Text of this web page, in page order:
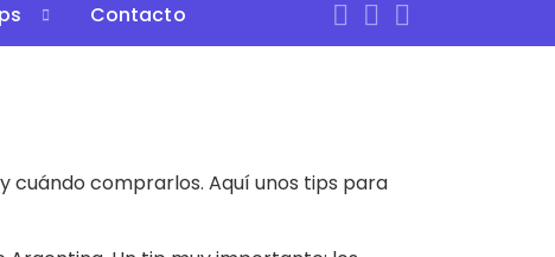
Contacto
cuándo comprarlos. Aquí unos tips para